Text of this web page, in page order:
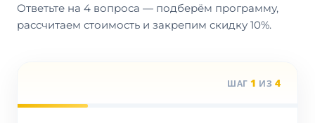
Ответьте на 4 вопроса — подберём программу,
рассчитаем стоимость и закрепим скидку 10%.
ШАГ 1 ИЗ 4